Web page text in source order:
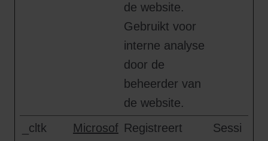
de website.
Gebruikt voor
interne analyse
door de
beheerder van
de website.
_cltk
Microsof Registreert
Sessi